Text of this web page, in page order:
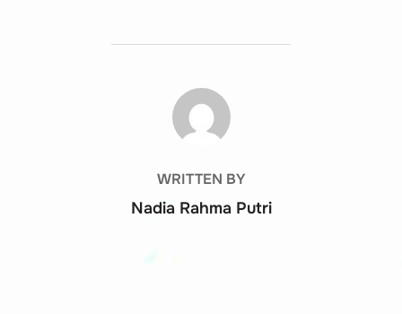
POST AUTHOR
WRITTEN BY
Nadia Rahma Putri